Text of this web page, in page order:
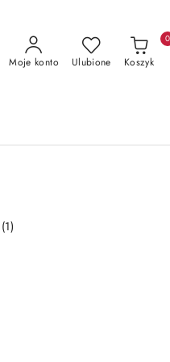
Moje konto Ulubione Koszyk
0
(1)